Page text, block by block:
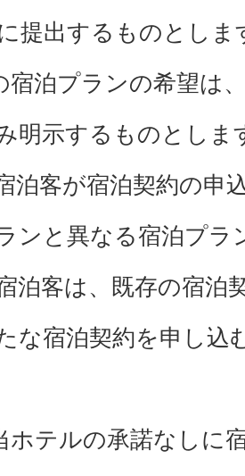
提出するものとしま
宿泊プランの希望は
明示するものとしま
泊客が宿泊契約の申
ンと異なる宿泊プラ
泊客は、既存の宿泊
な宿泊契約を申し込
ホテルの承諾なしに